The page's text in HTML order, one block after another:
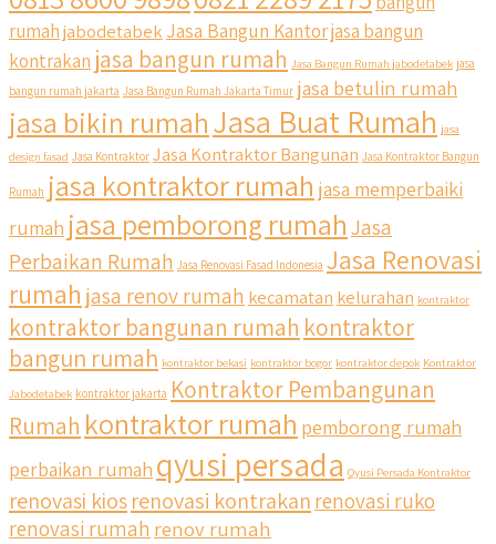
rumahjabodetabek Jasa Bangun Kantorjasa bangun
kontrakan jasa bangun rumah Jasa Bangun Rumah jabodetabek jasa
bangun rumah jakarta Jasa Bangun Rumah Jakarta Timur jasa betulin rumah
jasa bikin rumahJasa Buat Rumah jasa
design fasad Jasa Kontraktor Jasa Kontraktor Bangunan Jasa Kontraktor Bangun
Rumah jasa kontraktor rumah jasa memperbaiki
rumah jasa pemborong rumahJasa
Perbaikan Rumah Jasa Renovasi Fasad Indonesia Jasa Renovasi
rumah jasa renov rumah kecamatan kelurahan kontraktor
kontraktor bangunan rumah kontraktor
bangun rumah kontraktor bekasi kontraktor bogor kontraktor depok Kontraktor
Jabodetabek kontraktor jakarta Kontraktor Pembangunan
Rumah kontraktor rumah pemborong rumah
perbaikan rumah qyusi persada Qyusi Persada Kontraktor
renovasi kiosrenovasi kontrakanrenovasi ruko
renovasi rumah renov rumah